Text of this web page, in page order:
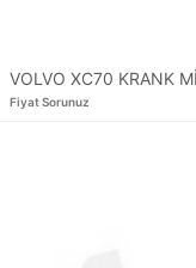
VOLVO XC70 KRANK
Fiyat Sorunuz